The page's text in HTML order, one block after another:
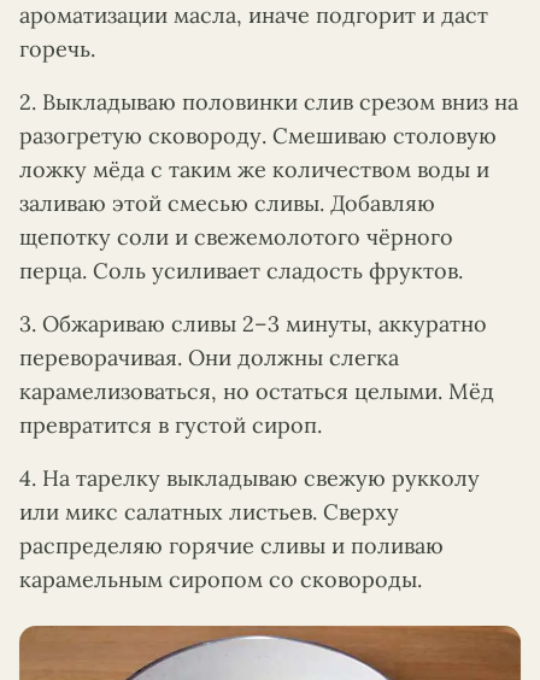
ароматизации масла, иначе подгорит и даст
горечь.
2. Выкладываю половинки слив срезом вниз на
разогретую сковороду. Смешиваю столовую
ложку мёда с таким же количеством воды и
заливаю этой смесью сливы. Добавляю
щепотку соли и свежемолотого чёрного
перца. Соль усиливает сладость фруктов.
3. Обжариваю сливы 2–3 минуты, аккуратно
переворачивая. Они должны слегка
карамелизоваться, но остаться целыми. Мёд
превратится в густой сироп.
4. На тарелку выкладываю свежую рукколу
или микс салатных листьев. Сверху
распределяю горячие сливы и поливаю
карамельным сиропом со сковороды.